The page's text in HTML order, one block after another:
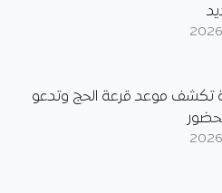
تكشف موعد قرعة الحج وتدعو